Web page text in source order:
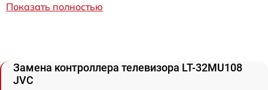
Показать полностью
Замена контроллера телевизора LT-32MU108
JVC